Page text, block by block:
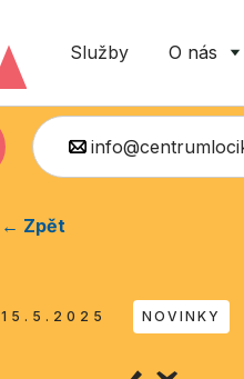
Služby O nás
← Zpět
15.5.2025 NOVINKY